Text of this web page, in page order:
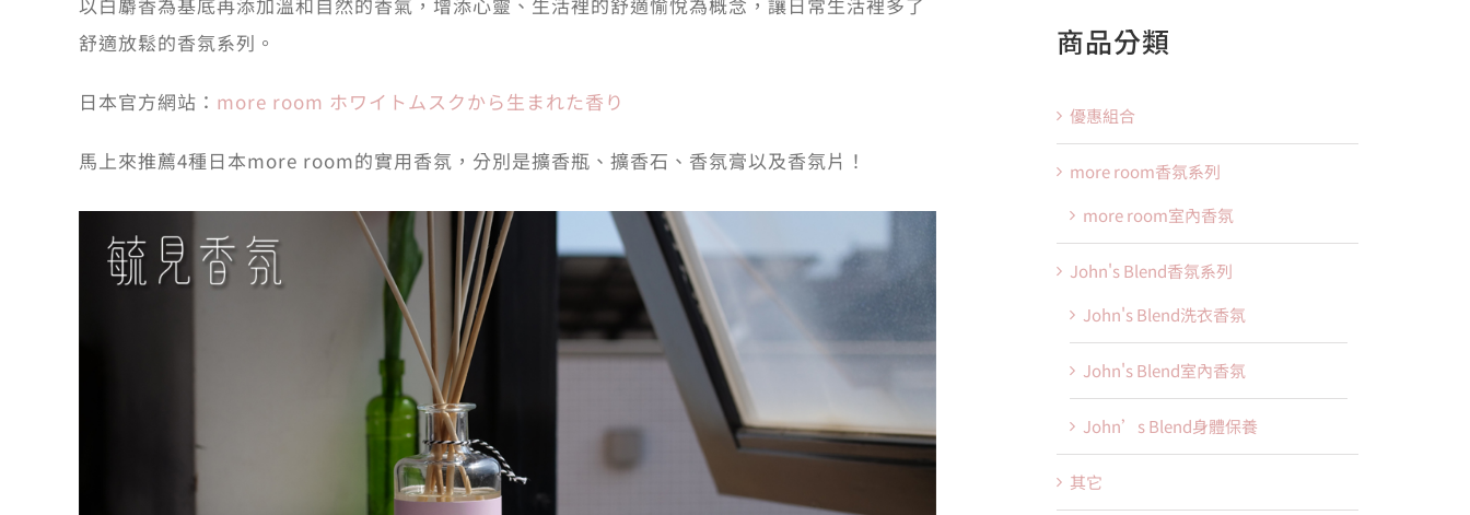
舒適放鬆的香氛系列。
日本官方網站： more room ホワイトムスクから生まれた香り
馬上來推薦4種日本more room的實用香氛，分別是擴香瓶、擴香石、香氛膏以及香氛片！
商品分類
優惠組合
more room香氛系列
more room室內香氛
John's Blend香氛系列
John's Blend洗衣香氛
John's Blend室內香氛
John’s Blend身體保養
其它